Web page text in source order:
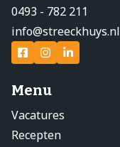
0493 - 782 211
info@streeckhuys.nl
Menu
Vacatures
Recepten